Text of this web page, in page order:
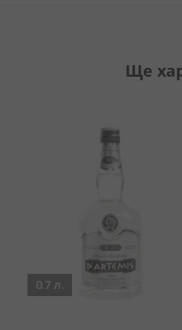
Ще
0.7 л.